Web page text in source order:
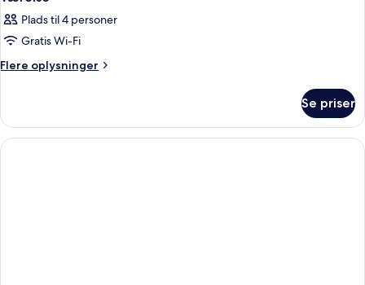
Plads til 4 personer
Gratis Wi-Fi
Flere oplysninger
Flere
Se priser